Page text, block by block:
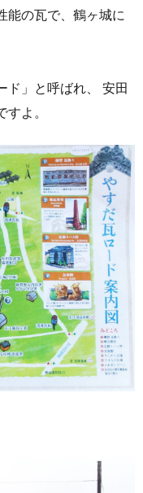
能の瓦で、鶴ヶ城に
ド」と呼ばれ、 安田
よ。